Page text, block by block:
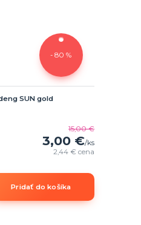
- 80 %
SUN gold
15,00 €
3,00 €/ks
2,44 €cena
Pridať do košíka